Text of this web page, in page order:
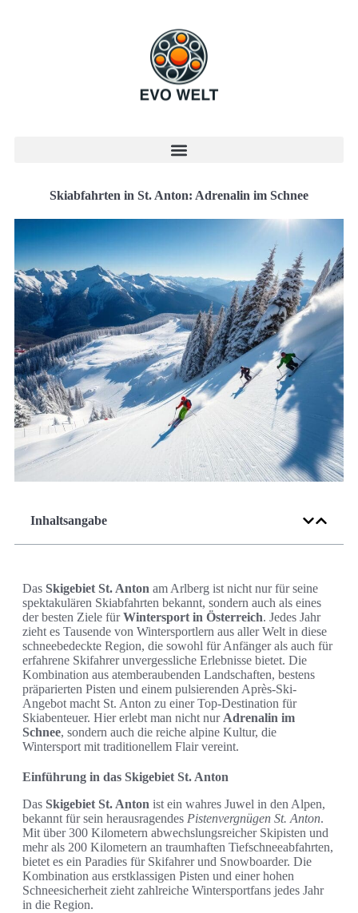
Skiabfahrten in St. Anton: Adrenalin im Schnee
Inhaltsangabe
Das Skigebiet St. Anton am Arlberg ist nicht nur für seine
spektakulären Skiabfahrten bekannt, sondern auch als eines
der besten Ziele fürWintersport in Österreich. Jedes Jahr
zieht es Tausende von Wintersportlern aus aller Welt in diese
schneebedeckte Region, die sowohl für Anfänger als auch für
erfahrene Skifahrer unvergessliche Erlebnisse bietet. Die
Kombination aus atemberaubenden Landschaften, bestens
präparierten Pisten und einem pulsierenden Après-Ski-
Angebot macht St. Anton zu einer Top-Destination für
Skiabenteuer. Hier erlebt man nicht nur Adrenalin im
Schnee, sondern auch die reiche alpine Kultur, die
Wintersport mit traditionellem Flair vereint.
Einführung in das Skigebiet St. Anton
Das Skigebiet St. Anton ist ein wahres Juwel in den Alpen,
bekannt für sein herausragendes Pistenvergnügen St. Anton.
Mit über 300 Kilometern abwechslungsreicher Skipisten und
mehr als 200 Kilometern an traumhaften Tiefschneeabfahrten,
bietet es ein Paradies für Skifahrer und Snowboarder. Die
Kombination aus erstklassigen Pisten und einer hohen
Schneesicherheit zieht zahlreiche Wintersportfans jedes Jahr
in die Region.